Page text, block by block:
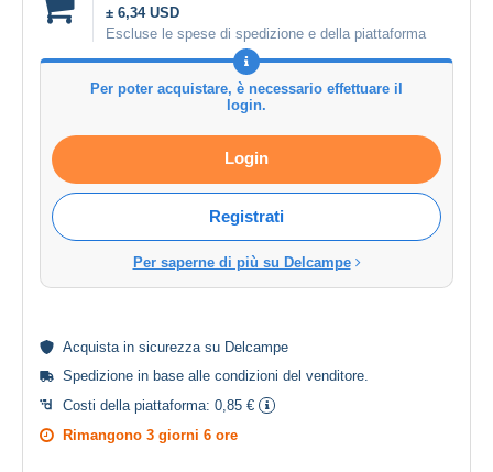
± 6,34 USD
Escluse le spese di spedizione e della piattaforma
Per poter acquistare, è necessario effettuare il
login.
Login
Registrati
Per saperne di più su Delcampe
Acquista in sicurezzasu Delcampe
Spedizione in base alle condizioni del venditore.
Costi della piattaforma: 0,85 €
Rimangono 3 giorni 6 ore